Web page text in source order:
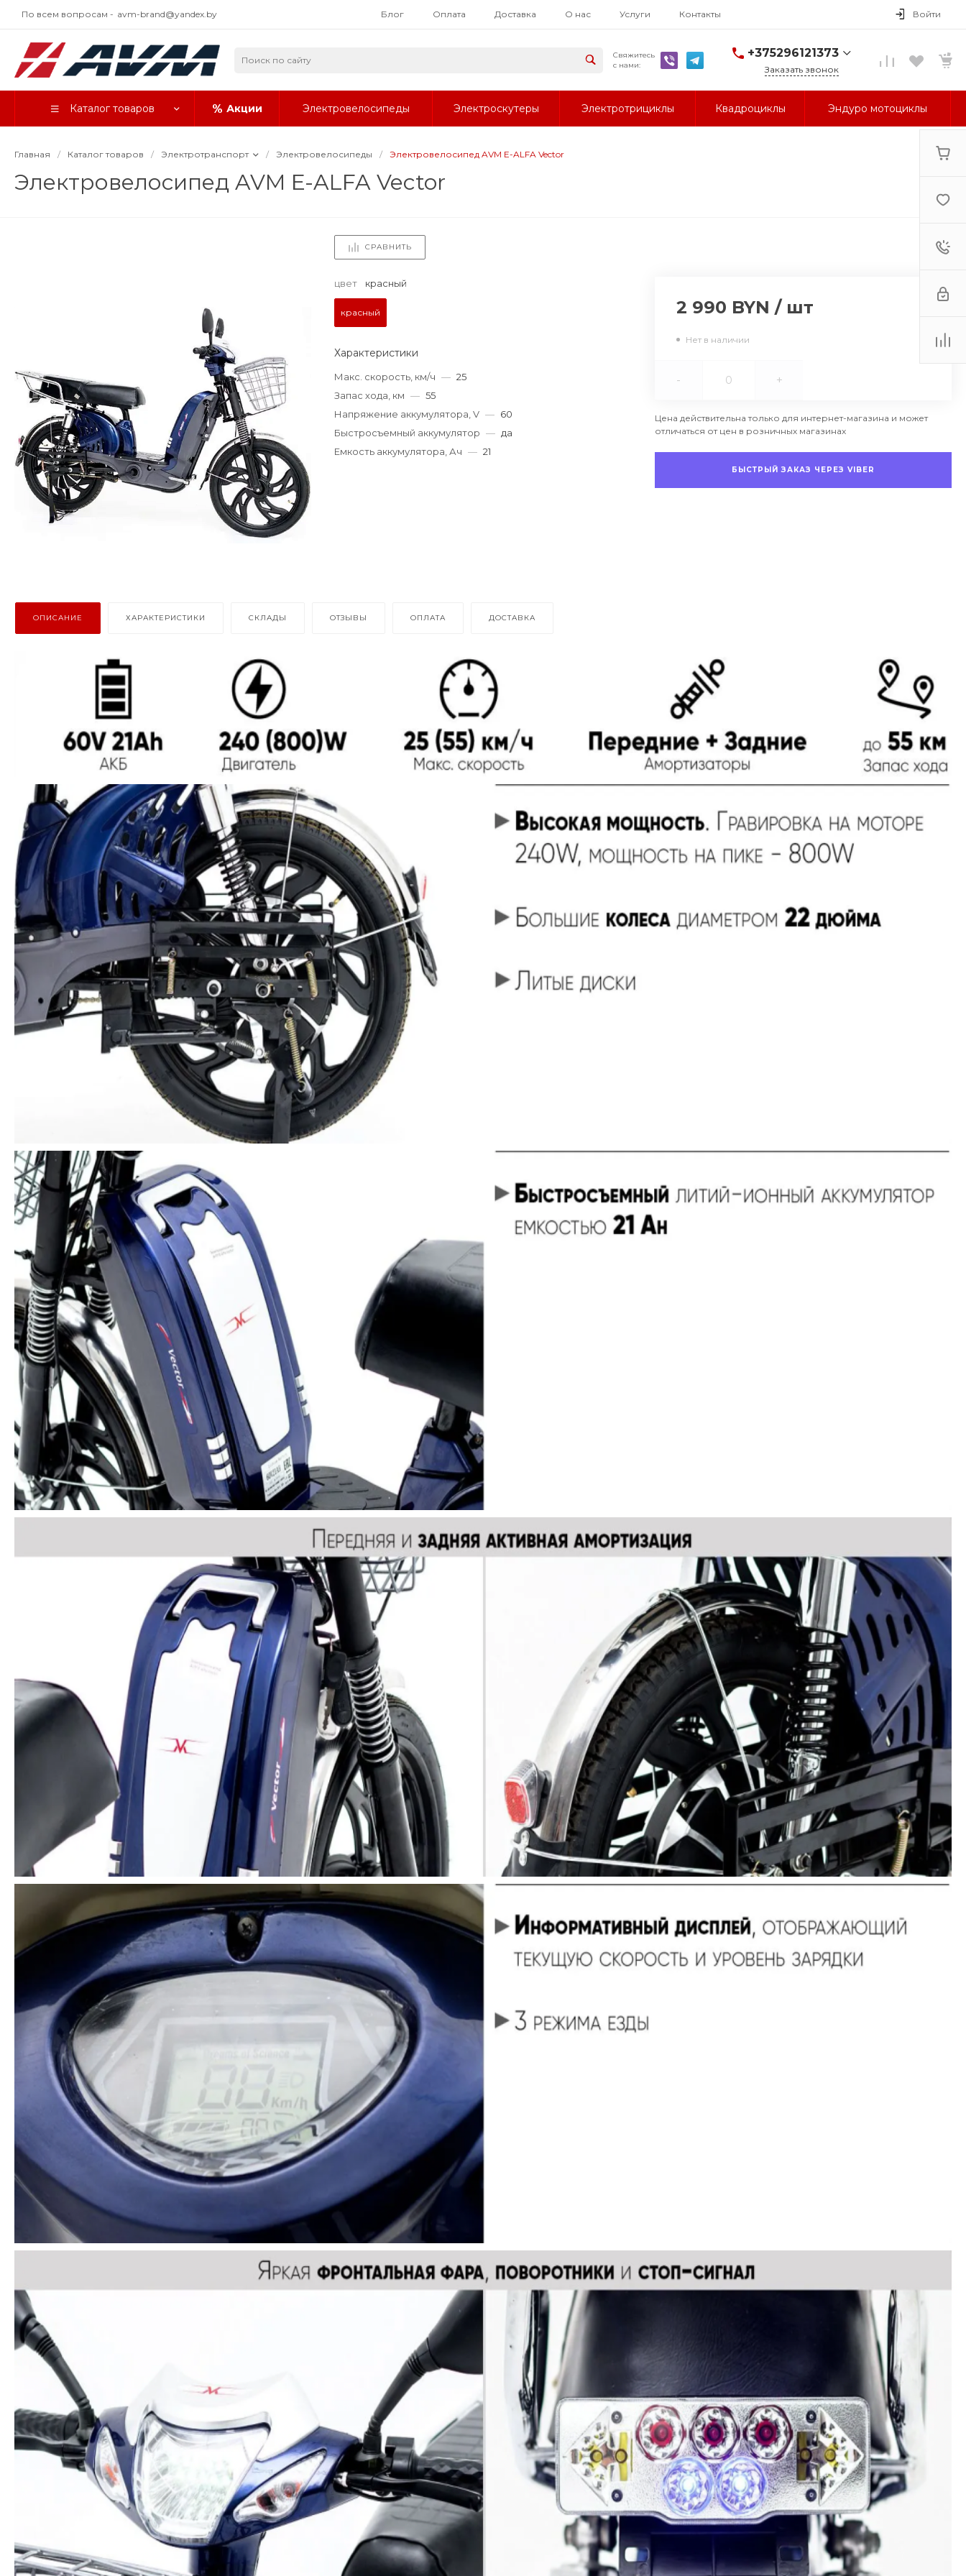
По всем вопросам - avm-brand@yandex.by Блог Оплата Доставка О нас Услуги Контакты Войти
Свяжитесь
с нами:
+375296121373
г. Гомель, ул.
Заказать звонок
Каталог товаров Акции Электровелосипеды Электроскутеры Электротрициклы Квадроциклы Эндуро мотоциклы
Главная / Каталог товаров / Электротранспорт / Электровелосипеды / Электровелосипед AVM E-ALFA Vector
Электровелосипед AVM E-ALFA Vector
СРАВНИТЬ
цвет красный
красный
Характеристики
Макс. скорость, км/ч — 25
Запас хода, км — 55
Напряжение аккумулятора, V — 60
Быстросъемный аккумулятор — да
Емкость аккумулятора, Ач — 21
2 990 BYN / шт
Нет в наличии
- +
Цена действительна только для интернет-магазина и может
отличаться от цен в розничных магазинах
БЫСТРЫЙ ЗАКАЗ ЧЕРЕЗ VIBER
ОПИСАНИЕ ХАРАКТЕРИСТИКИ СКЛАДЫ ОТЗЫВЫ ОПЛАТА ДОСТАВКА